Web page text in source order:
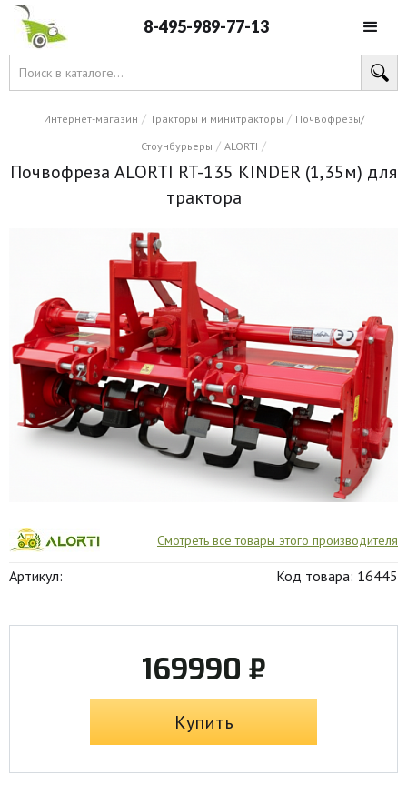
8-495-989-77-13
Интернет-магазин / Тракторы и минитракторы / Почвофрезы/
Стоунбурьеры / ALORTI /
Почвофреза ALORTI RT-135 KINDER (1,35м) для
трактора
Смотреть все товары этого производителя
Артикул: Код товара: 16445
169990 ₽
Купить